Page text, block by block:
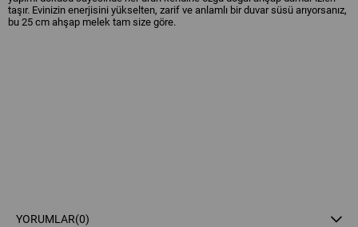
taşır. Evinizin enerjisini yükselten, zarif ve anlamlı bir duvar süsü arıyorsanız,
bu 25 cm ahşap melek tam size göre.
YORUMLAR(0)